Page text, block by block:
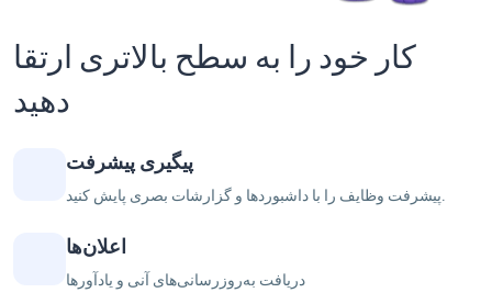
کار خود را به سطح بالاتری ارتقا
دهید
پیگیری پیشرفت
پیشرفت وظایف را با داشبوردها و گزارشات بصری پایش کنید.
اعلان‌ها
دریافت به‌روزرسانی‌های آنی و یادآورها